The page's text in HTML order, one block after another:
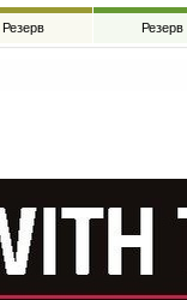
Резерв Резерв